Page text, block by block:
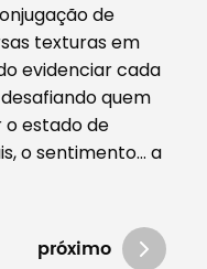
de
texturas em
evidenciar cada
quem
estado de
o sentimento… a
próximo